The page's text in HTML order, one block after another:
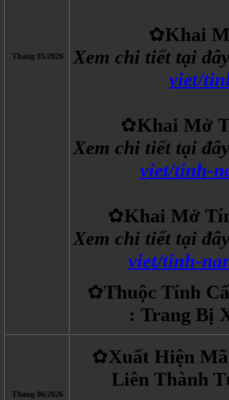
Tháng 05/2026
✿Khai
Xem chi tiết tại
viet/
✿Khai Mở
Xem chi tiết tại
viet/tinh-
✿Khai Mở
Xem chi tiết tại
viet/tinh-
✿Thuộc Tính
: Trang Bị
Tháng 06/2026
✿Xuất Hiện
Liên Thành